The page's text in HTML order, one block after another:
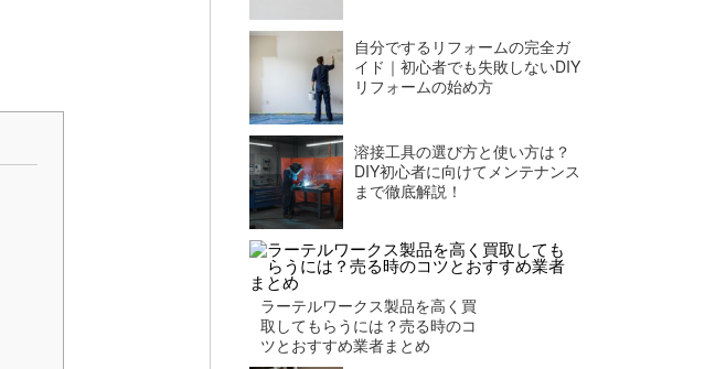
自分でするリフォームの完全ガ
イド｜初心者でも失敗しないDIY
リフォームの始め方
溶接工具の選び方と使い方は？
DIY初心者に向けてメンテナンス
まで徹底解説！
ラーテルワークス製品を高く買
取してもらうには？売る時のコ
ツとおすすめ業者まとめ